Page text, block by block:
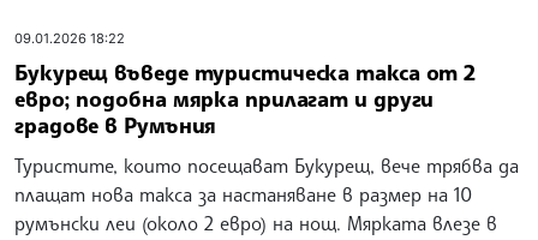
09.01.2026 18:22
Букурещ въведе туристическа такса от 2
евро; подобна мярка прилагат и други
градове в Румъния
Туристите, които посещават Букурещ, вече трябва да
плащат нова такса за настаняване в размер на 10
румънски леи (около 2 евро) на нощ. Мярката влезе в